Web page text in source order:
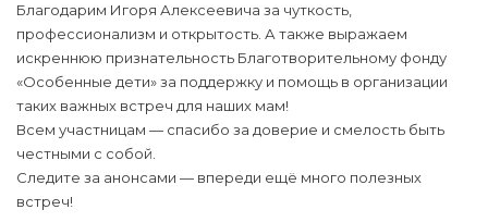
Благодарим Игоря Алексеевича за чуткость,
профессионализм и открытость. А также выражаем
искреннюю признательность Благотворительному фонду
«Особенные дети» за поддержку и помощь в организации
таких важных встреч для наших мам!
Всем участницам — спасибо за доверие и смелость быть
честными с собой.
Следите за анонсами — впереди ещё много полезных
встреч!